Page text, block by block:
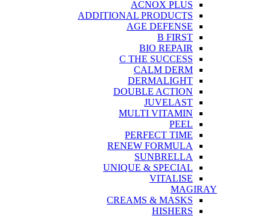
ACNOX PLUS
ADDITIONAL PRODUCTS
AGE DEFENSE
B FIRST
BIO REPAIR
C THE SUCCESS
CALM DERM
DERMALIGHT
DOUBLE ACTION
JUVELAST
MULTI VITAMIN
PEEL
PERFECT TIME
RENEW FORMULA
SUNBRELLA
UNIQUE & SPECIAL
VITALISE
MAGIRAY
CREAMS & MASKS
HISHERS